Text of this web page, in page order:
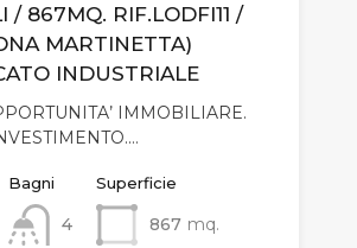
/ 867MQ. RIF.LODFI11 /
MARTINETTA)
INDUSTRIALE
IMMOBILIARE.
Bagni
4
Superficie
867 mq.